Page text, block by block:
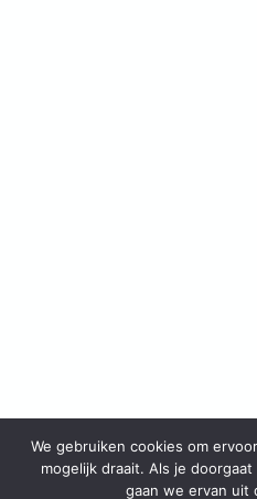
We gebruiken cookies om
mogelijk draait. Als je
gaan we ervan uit